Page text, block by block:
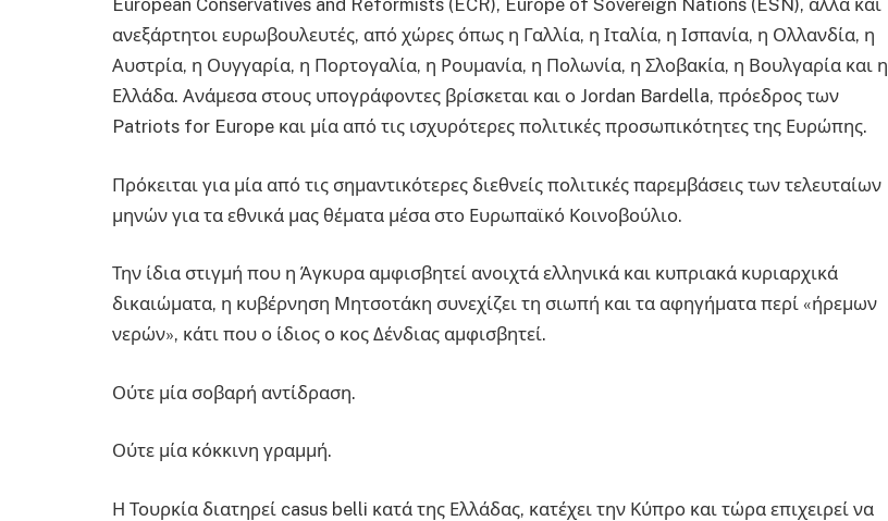
European Conservatives and Reformists (ECR), Europe of Sovereign Nations (ESN), αλλά και
ανεξάρτητοι ευρωβουλευτές, από χώρες όπως η Γαλλία, η Ιταλία, η Ισπανία, η Ολλανδία, η
Αυστρία, η Ουγγαρία, η Πορτογαλία, η Ρουμανία, η Πολωνία, η Σλοβακία, η Βουλγαρία και η
Ελλάδα. Ανάμεσα στους υπογράφοντες βρίσκεται και ο Jordan Bardella, πρόεδρος των
Patriots for Europe και μία από τις ισχυρότερες πολιτικές προσωπικότητες της Ευρώπης.
Πρόκειται για μία από τις σημαντικότερες διεθνείς πολιτικές παρεμβάσεις των τελευταίων
μηνών για τα εθνικά μας θέματα μέσα στο Ευρωπαϊκό Κοινοβούλιο.
Την ίδια στιγμή που η Άγκυρα αμφισβητεί ανοιχτά ελληνικά και κυπριακά κυριαρχικά
δικαιώματα, η κυβέρνηση Μητσοτάκη συνεχίζει τη σιωπή και τα αφηγήματα περί «ήρεμων
νερών», κάτι που ο ίδιος ο κος Δένδιας αμφισβητεί.
Ούτε μία σοβαρή αντίδραση.
Ούτε μία κόκκινη γραμμή.
Η Τουρκία διατηρεί casus belli κατά της Ελλάδας, κατέχει την Κύπρο και τώρα επιχειρεί να